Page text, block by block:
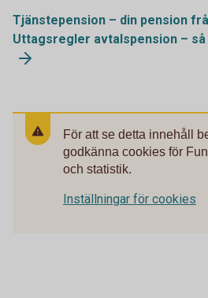
Tjänstepension – din pension
Uttagsregler avtalspension –
För att se detta innehåll
godkänna cookies för
och statistik.
Inställningar för cookies